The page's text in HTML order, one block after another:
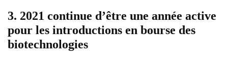
3. 2021 continue d’être une année active
pour les introductions en bourse des
biotechnologies